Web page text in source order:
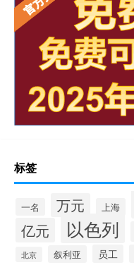
标签
一名 万元 上海
亿元 以色列
北京 叙利亚 员工